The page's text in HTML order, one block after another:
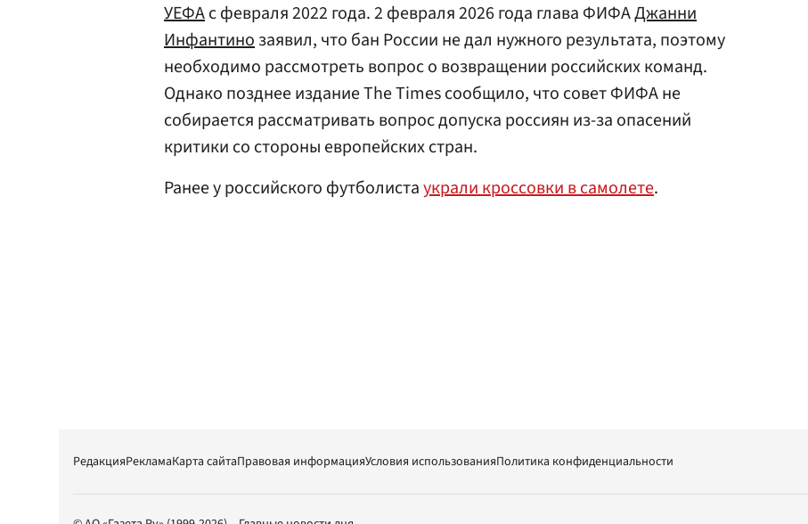
УЕФАс февраля 2022 года. 2 февраля 2026 года глава ФИФАДжанни
Инфантинозаявил, что бан России не дал нужного результата, поэтому
необходимо рассмотреть вопрос о возвращении российских команд.
Однако позднее издание The Times сообщило, что совет ФИФА не
собирается рассматривать вопрос допуска россиян из-за опасений
критики со стороны европейских стран.
Ранее у российского футболистаукрали кроссовки в самолете.
РедакцияРекламаКарта сайтаПравовая информацияУсловия использованияПолитика конфиденциальности